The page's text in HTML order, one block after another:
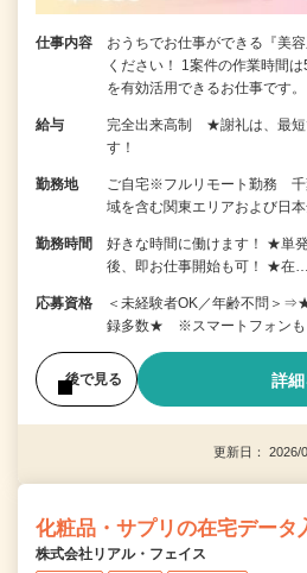
仕事内容
おうちでお仕事ができる『美
ください！ 1案件の作業時間
を有効活用できるお仕事です
給与
完全出来高制 ★謝礼は、最短
す！
勤務地
ご自宅※フルリモート勤務
域を含む関東エリアおよび日
勤務時間
好きな時間に働けます！ ★単
後、即お仕事開始も可！ ★在…
応募資格
＜未経験者OK／年齢不問＞
録多数★ ※スマートフォンも
後で見る 詳
更新日：
化粧品・サプリの在宅データ
株式会社リアル・フェイス